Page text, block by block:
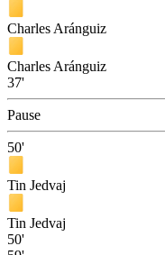
Charles Aránguiz
Charles Aránguiz
37'
Pause
50'
Tin Jedvaj
Tin Jedvaj
50'